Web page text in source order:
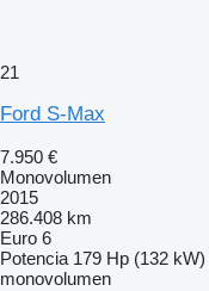
21
Ford S-Max
7.950 €
Monovolumen
2015
286.408 km
Euro 6
Potencia 179 Hp (132 kW)
monovolumen